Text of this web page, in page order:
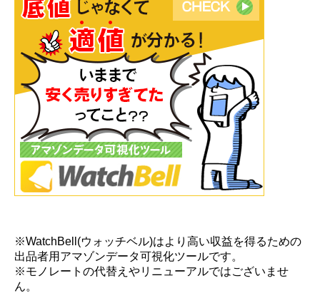
※WatchBell(ウォッチベル)はより高い収益を得るための
出品者用アマゾンデータ可視化ツールです。
※モノレートの代替えやリニューアルではございませ
ん。